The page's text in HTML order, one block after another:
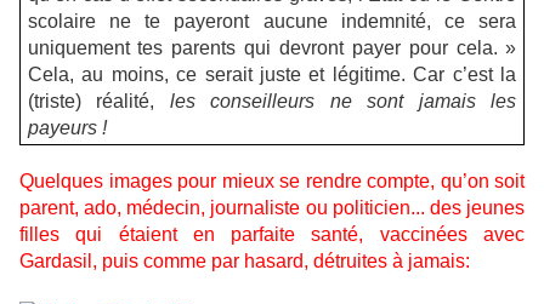
scolaire ne te payeront aucune indemnité, ce sera
uniquement tes parents qui devront payer pour cela. »
Cela, au moins, ce serait juste et légitime. Car c’est la
(triste) réalité, les conseilleurs ne sont jamais les
payeurs !
Quelques images pour mieux se rendre compte, qu’on soit
parent, ado, médecin, journaliste ou politicien... des jeunes
filles qui étaient en parfaite santé, vaccinées avec
Gardasil, puis comme par hasard, détruites à jamais: